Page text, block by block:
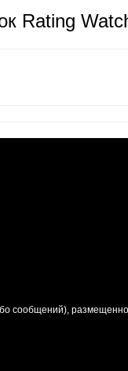
Rating
сообщений),